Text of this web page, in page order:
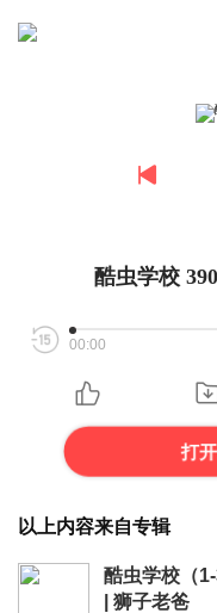
酷虫学校
00:00
打
以上内容来自专辑
酷虫学校（
| 狮子老爸